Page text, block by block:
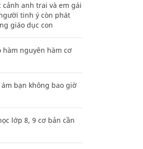
anh trai và em gái
tinh ý còn phát
giáo dục con
hàm nguyên hàm cơ
bạn không bao giờ
lớp 8, 9 cơ bản cần